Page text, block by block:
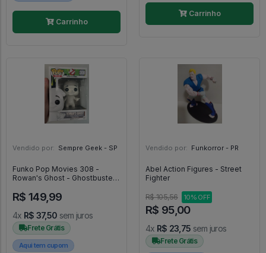
Carrinho
Carrinho
Vendido por: Sempre Geek - SP
Funko Pop Movies 308 -
Rowan's Ghost - Ghostbusters
R$ 149,99
4x R$ 37,50 sem juros
Frete Grátis
Aqui tem cupom
Vendido por: Funkorror - PR
Abel Action Figures - Street
Fighter
R$ 105,56 10% OFF
R$ 95,00
4x R$ 23,75 sem juros
Frete Grátis